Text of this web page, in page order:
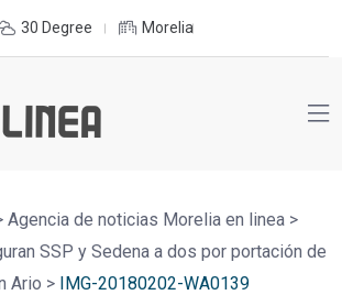
30 Degree Morelia
Agencia de noticias Morelia en linea >
SSP y Sedena a dos por portación de
Ario > IMG-20180202-WA0139